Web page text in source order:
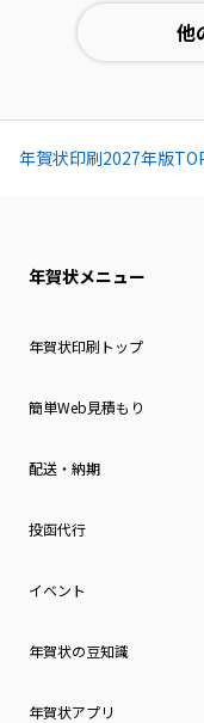
他
年賀状印刷2027年版
年賀状メニュー
年賀状印刷トップ
簡単Web見積もり
配送・納期
投函代行
イベント
年賀状の豆知識
年賀状アプリ